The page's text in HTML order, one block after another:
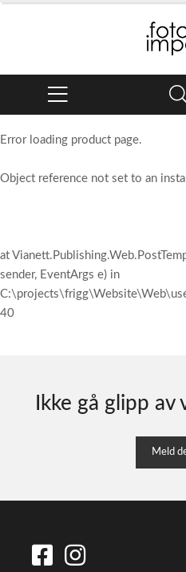
Error loading product page.
Object reference not set to an
at
sender, EventArgs e) in
40
Ikke gå glipp
Meld